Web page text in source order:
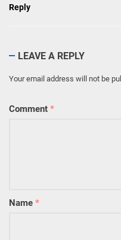
Reply
LEAVE A REPLY
Your email address will not be
Comment *
Name *